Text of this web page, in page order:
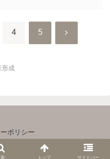
4 5 次
形成
ポリシー
ＩＲＥ All Rights Reserved.
トップ サイドバー